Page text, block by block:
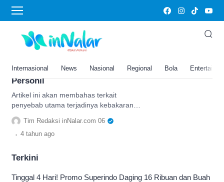
Internasional News Nasional Regional Bola
Pemadam Kebakaran Jakarta Timur
Pasar Gembrong Kebakaran,
Penyebab Utama Berasal dari
Damkar Kerahkan Ratusan
Personil
Artikel ini akan membahas terkait
penyebab utama terjadinya kebakaran
Pasar Gembrong Jakarta Timur, menurut
Pemadam Kebakaran
Tim Redaksi inNalar.com 06
. 4 tahun ago
Terkini
Tinggal 4 Hari! Promo Superindo Daging 16 Ribuan dan Buah